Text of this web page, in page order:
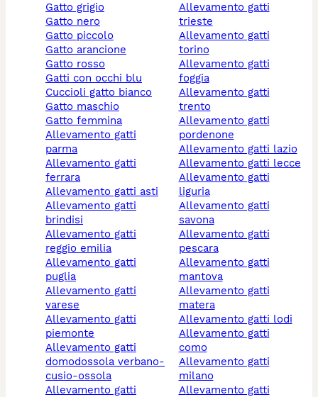
gatto grigio
gatto nero
gatto piccolo
gatto arancione
gatto rosso
gatti con occhi blu
cuccioli gatto bianco
gatto maschio
gatto femmina
allevamento gatti
parma
allevamento gatti
ferrara
allevamento gatti asti
allevamento gatti
brindisi
allevamento gatti
reggio emilia
allevamento gatti
puglia
allevamento gatti
varese
allevamento gatti
piemonte
allevamento gatti
domodossola verbano-
cusio-ossola
allevamento gatti
allevamento gatti
trieste
allevamento gatti
torino
allevamento gatti
foggia
allevamento gatti
trento
allevamento gatti
pordenone
allevamento gatti lazio
allevamento gatti lecce
allevamento gatti
liguria
allevamento gatti
savona
allevamento gatti
pescara
allevamento gatti
mantova
allevamento gatti
matera
allevamento gatti lodi
allevamento gatti
como
allevamento gatti
milano
allevamento gatti